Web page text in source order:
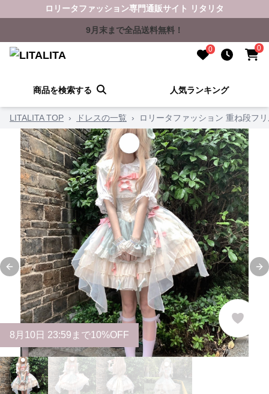
ロリータファッション専門通販サイト リタリタ
9月末まで全品送料無料！
0 0
商品を検索する 人気ランキング
LITALITA TOP › ドレスの一覧 › ロリータファッション 重ね段フ
Previous slide
8 月 10 日 23:59まで10%OFF